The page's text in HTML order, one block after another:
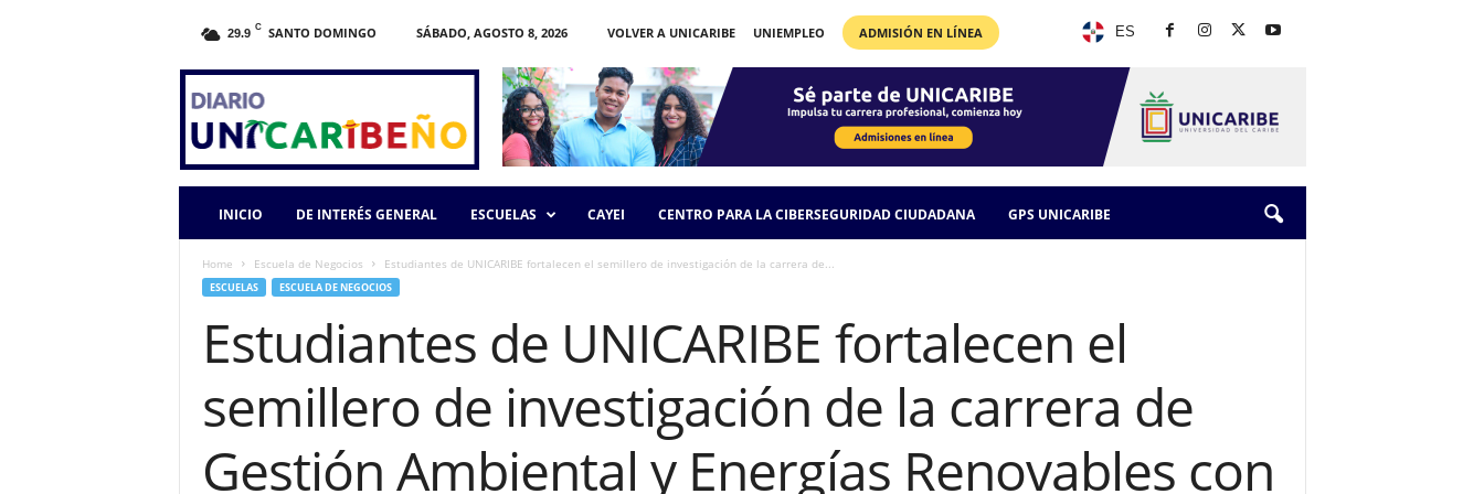
ES
29.9 C SANTO DOMINGO SÁBADO, AGOSTO 8, 2026 VOLVER A UNICARIBE UNIEMPLEO ADMISIÓN EN LÍNEA
INICIO DE INTERÉS GENERAL ESCUELAS CAYEI CENTRO PARA LA CIBERSEGURIDAD CIUDADANA GPS UNICARIBE
Home Escuela de Negocios Estudiantes de UNICARIBE fortalecen el semillero de investigación de la carrera de...
ESCUELAS ESCUELA DE NEGOCIOS
Estudiantes de UNICARIBE fortalecen el
semillero de investigación de la carrera de
Gestión Ambiental y Energías Renovables con